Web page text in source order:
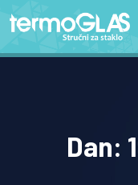
Dan: